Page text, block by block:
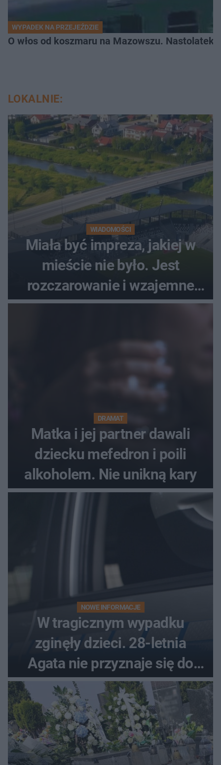
WYPADEK NA PRZEJEŹDZIE
O włos od koszmaru na Mazowszu. Nastolatek
LOKALNIE:
WIADOMOŚCI
Miała być impreza, jakiej w
mieście nie było. Jest
rozczarowanie i wzajemne
obwinianie. Dlaczego Peak
DRAMAT
Matka i jej partner dawali
dziecku mefedron i poili
alkoholem. Nie unikną kary
NOWE INFORMACJE
W tragicznym wypadku
zginęły dzieci. 28-letnia
Agata nie przyznaje się do
winy